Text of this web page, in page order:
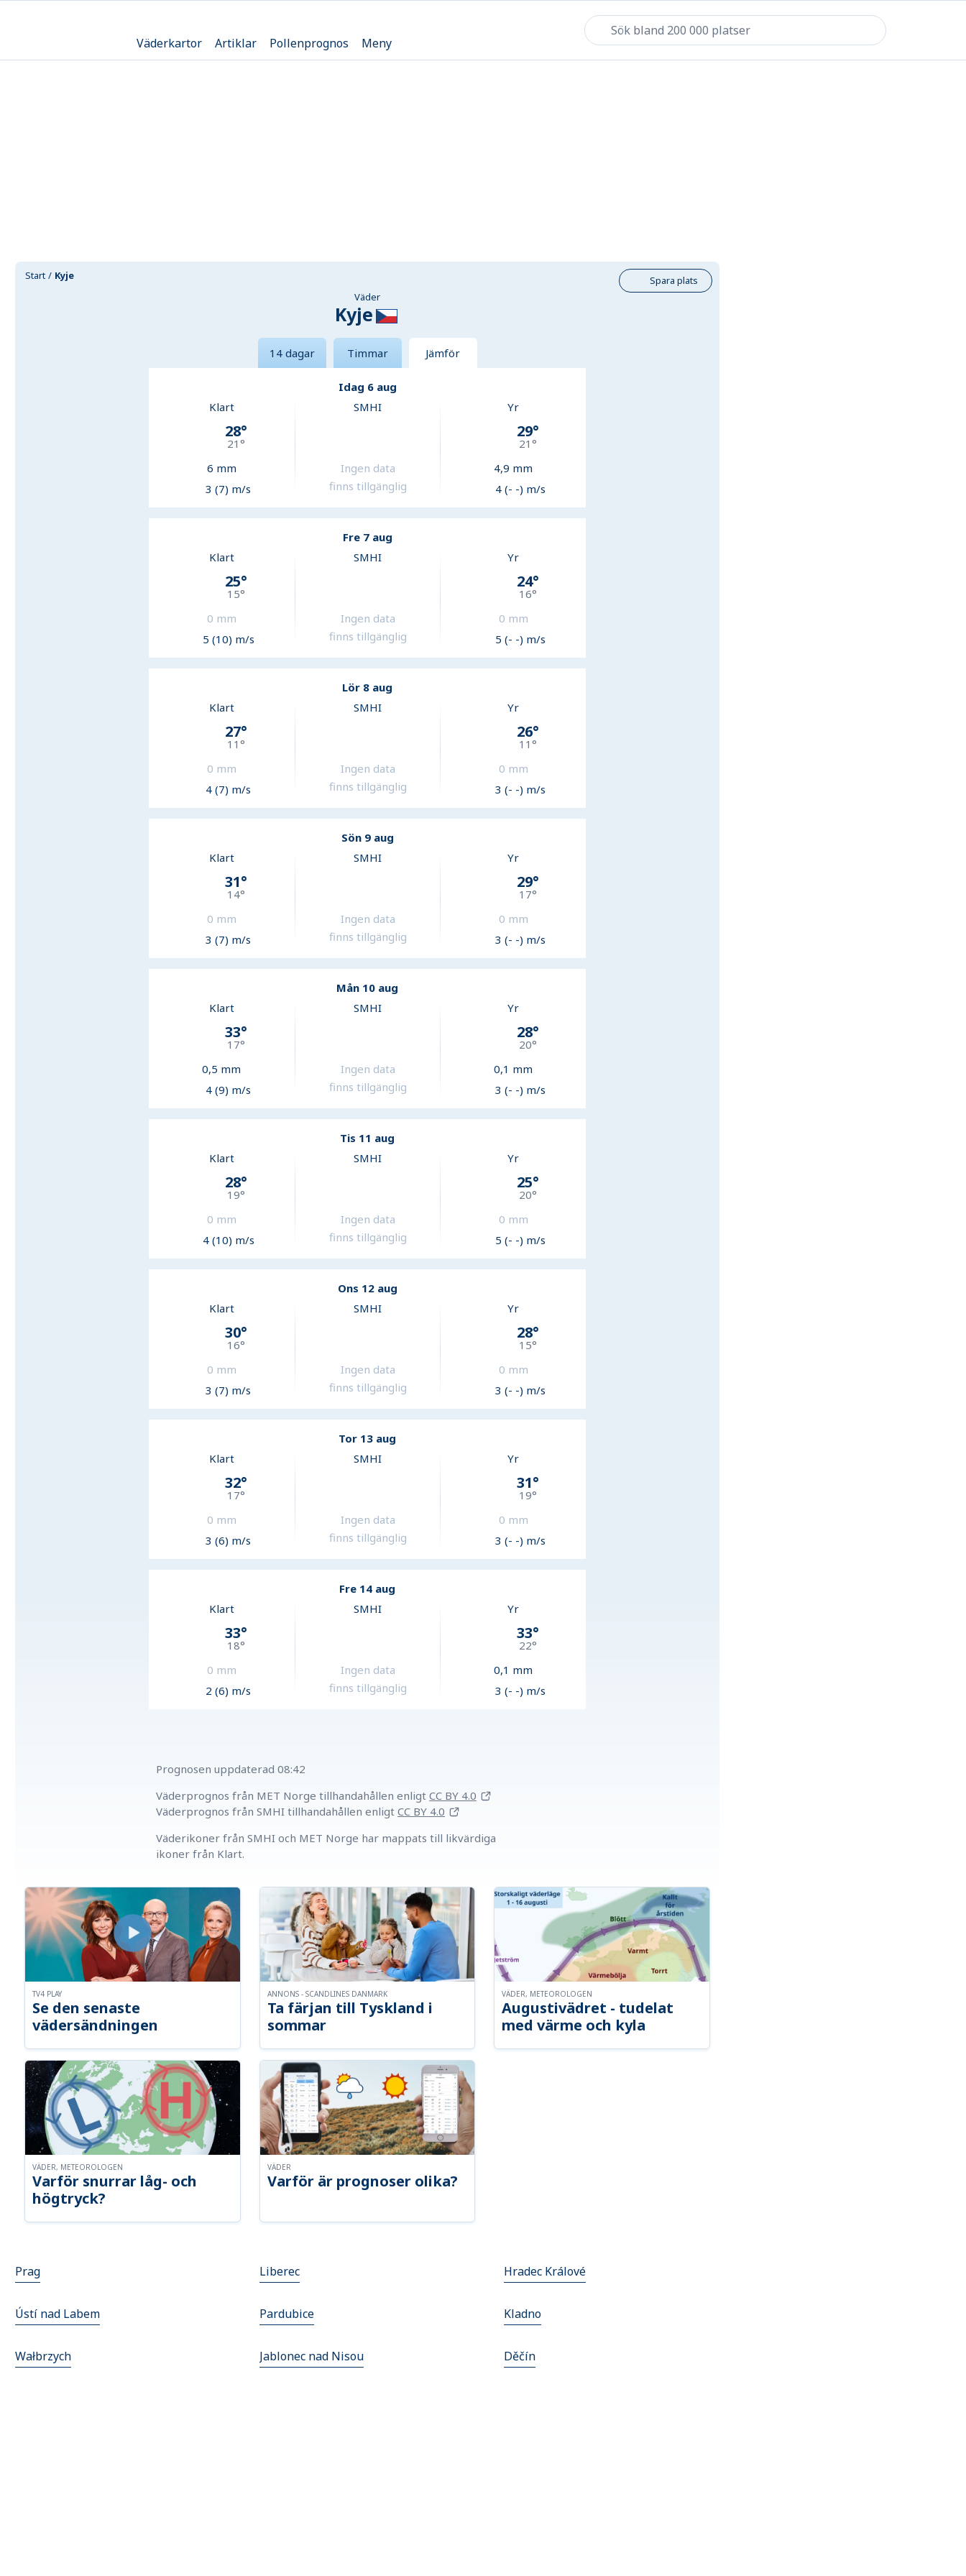
Väderkartor Artiklar Pollenprognos Meny
Start Kyje
Spara plats
Väder
Kyje
14 dagar Timmar Jämför
Idag 6 aug
Klart
28°
21 °
6 mm
3 (7) m/s
SMHI
Ingen data
finns tillgänglig
Yr
29°
21 °
4,9 mm
4 (- -) m/s
Fre 7 aug
Klart
25°
15°
0 mm
5 (10) m/s
SMHI
Ingen data
finns tillgänglig
Yr
24°
16°
0 mm
5 (- -) m/s
Lör 8 aug
Klart
27°
11 °
0 mm
4 (7) m/s
SMHI
Ingen data
finns tillgänglig
Yr
26°
11 °
0 mm
3 (- -) m/s
Sön 9 aug
Klart
31°
14°
0 mm
3 (7) m/s
SMHI
Ingen data
finns tillgänglig
Yr
29°
17°
0 mm
3 (- -) m/s
Mån 10 aug
Klart
33°
17°
0,5 mm
4 (9) m/s
SMHI
Ingen data
finns tillgänglig
Yr
28°
20°
0,1 mm
3 (- -) m/s
Tis 11 aug
Klart
28°
19°
0 mm
4 (10) m/s
SMHI
Ingen data
finns tillgänglig
Yr
25°
20°
0 mm
5 (- -) m/s
Ons 12 aug
Klart
30°
16°
0 mm
3 (7) m/s
SMHI
Ingen data
finns tillgänglig
Yr
28°
15°
0 mm
3 (- -) m/s
Tor 13 aug
Klart
32°
17°
0 mm
3 (6) m/s
SMHI
Ingen data
finns tillgänglig
Yr
31°
19°
0 mm
3 (- -) m/s
Fre 14 aug
Klart
33°
18°
0 mm
2 (6) m/s
SMHI
Ingen data
finns tillgänglig
Yr
33°
22°
0,1 mm
3 (- -) m/s
Prognosen uppdaterad 08:42
Väderprognos från MET Norge tillhandahållen enligt CC BY 4.0
Väderprognos från SMHI tillhandahållen enligt CC BY 4.0
Väderikoner från SMHI och MET Norge har mappats till likvärdiga
ikoner från Klart.
Se den senaste
vädersändningen
TV4 PLAY
Ta färjan till Tyskland i
sommar
ANNONS - SCANDLINES DANMARK
Augustivädret - tudelat
med värme och kyla
VÄDER, METEOROLOGEN
Varför snurrar låg- och
högtryck?
VÄDER, METEOROLOGEN
Varför är prognoser olika?
VÄDER
Prag Liberec Hradec Králové
Ústí nad Labem Pardubice Kladno
Wałbrzych Jablonec nad Nisou Děčín